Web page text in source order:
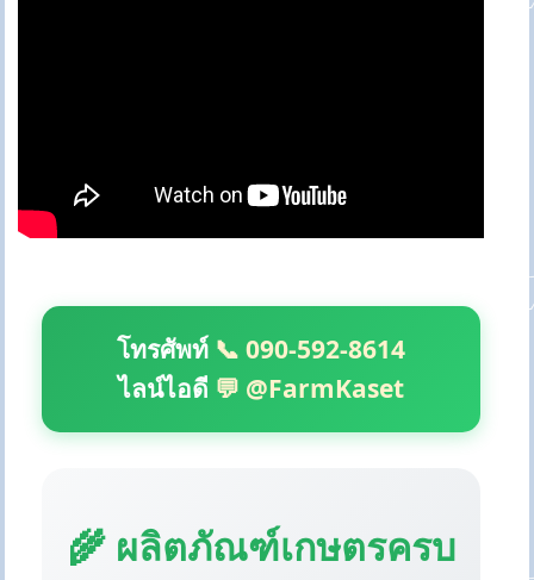
โทรศัพท์ 📞 090-592-8614
ไลน์ไอดี 💬 @FarmKaset
🌾 ผลิตภัณฑ์เกษตรครบ